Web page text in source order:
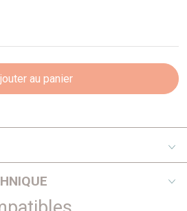
au panier
avec la fabrication des pare
série 1.